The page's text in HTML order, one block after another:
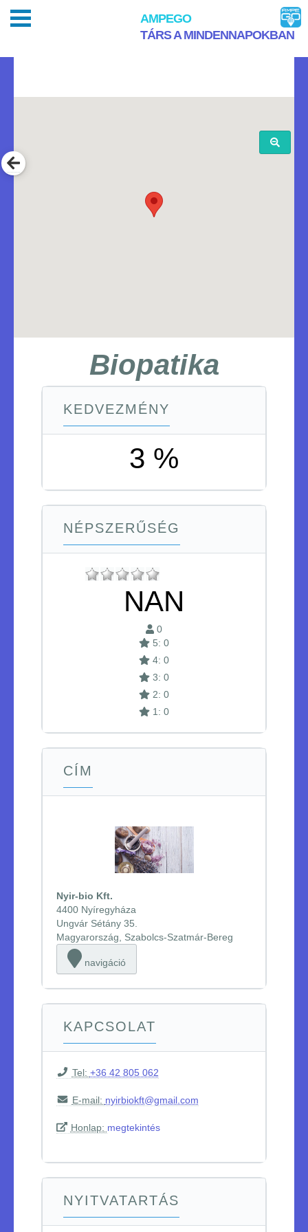
AMPEGO
TÁRS A MINDENNAPOKBAN
Biopatika
KEDVEZMÉNY
3 %
NÉPSZERŰSÉG
NAN
0
5: 0
4: 0
3: 0
2: 0
1: 0
CÍM
Nyir-bio Kft.
4400 Nyíregyháza
Ungvár Sétány 35.
Magyarország, Szabolcs-Szatmár-Bereg
navigáció
KAPCSOLAT
Tel: +36 42 805 062
E-mail: nyirbiokft@gmail.com
Honlap: megtekintés
NYITVATARTÁS